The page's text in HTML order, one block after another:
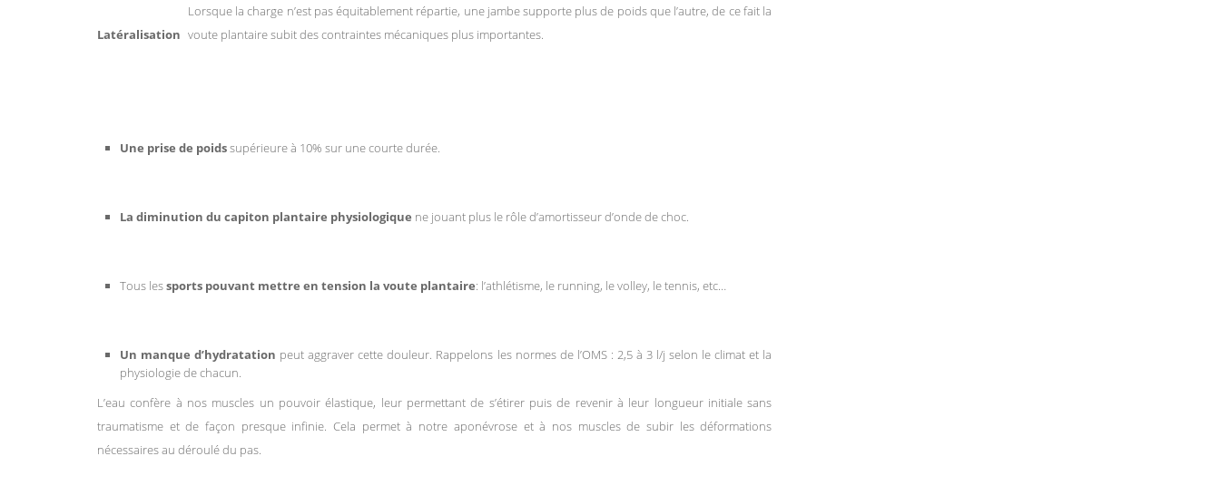
Latéralisation
Lorsque la charge n’est pas équitablement répartie, une jambe supporte plus de poids que l’autre, de ce fait la
voute plantaire subit des contraintes mécaniques plus importantes.
Une prise de poidssupérieure à 10% sur une courte durée.
La diminution du capiton plantaire physiologique ne jouant plus le rôle d’amortisseur d’onde de choc.
Tous lessports pouvant mettre en tension la voute plantaire: l’athlétisme, le running, le volley, le tennis, etc…
Un manque d’hydratation peut aggraver cette douleur. Rappelons les normes de l’OMS : 2,5 à 3 l/j selon le climat et la
physiologie de chacun.
L’eau confère à nos muscles un pouvoir élastique, leur permettant de s’étirer puis de revenir à leur longueur initiale sans
traumatisme et de façon presque infinie. Cela permet à notre aponévrose et à nos muscles de subir les déformations
nécessaires au déroulé du pas.